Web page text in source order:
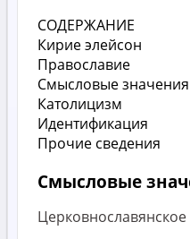
СОДЕРЖАНИЕ
Кирие элейсон
Православие
Смысловые значения
Католицизм
Идентификация
Прочие сведения
Смысловые
Церковнославянское